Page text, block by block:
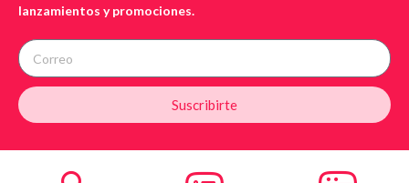
lanzamientos y promociones.
Suscribirte